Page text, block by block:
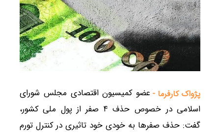
پژواک کارفرما - عضو کمیسیون اقتصادی مجلس شورای
اسلامی در خصوص حذف ۴ صفر از پول ملی کشور،
گفت: حذف صفر‌ها به خودی خود تاثیری در کنترل تورم